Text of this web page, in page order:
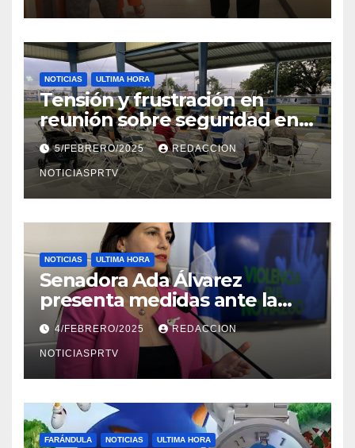
NOTICIAS ULTIMA HORA
Tensión y frustración en
reunión sobre seguridad en
Reparto Metropolitano
5/FEBRERO/2025 REDACCION
NOTICIASPRTV
NOTICIAS ULTIMA HORA
Senadora Ada Álvarez
presenta medidas ante la
violencia en el noviazgo
4/FEBRERO/2025 REDACCION
NOTICIASPRTV
FARÁNDULA NOTICIAS ULTIMA HORA